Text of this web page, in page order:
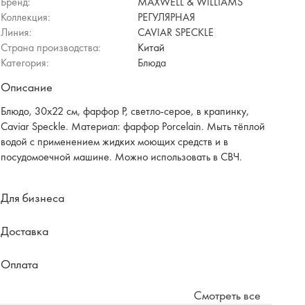
Коллекция:
РЕГУЛЯРНАЯ
Линия:
CAVIAR SPECKLE
Страна производства:
Китай
Категория:
Блюда
Описание
Блюдо, 30х22 см, фарфор P, светло-серое, в крапинку,
Caviar Speckle. Материал: фарфор Рorcelain. Мыть тёплой
водой с применением жидких моющих средств и в
посудомоечной машине. Можно использовать в СВЧ.
Для бизнеса
Доставка
Оплата
Смотреть все